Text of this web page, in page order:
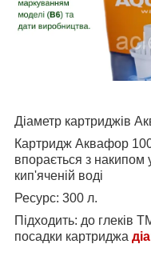
Діаметр картриджів
Картридж Аквафор
впорається з накипом
кип'яченій воді
Ресурс: 300 л.
Підходить: до глеків
посадки картриджа